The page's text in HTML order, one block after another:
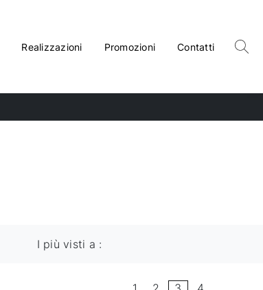
Realizzazioni Promozioni Contatti
I più visti a :